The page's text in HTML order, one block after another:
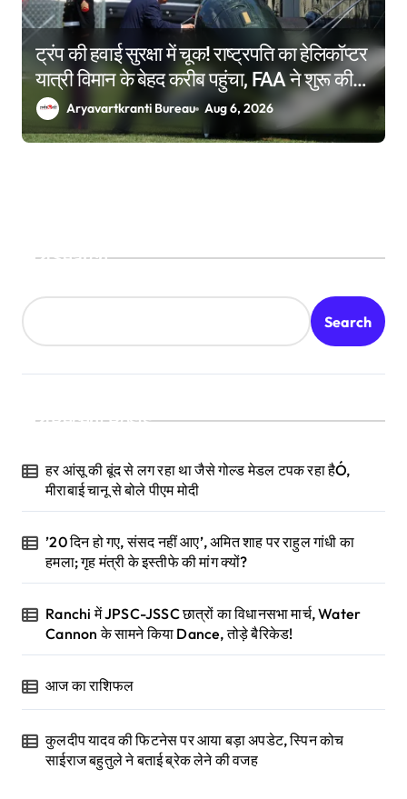
ट्रंप की हवाई सुरक्षा में चूक! राष्ट्रपति का हेलिकॉप्टर
यात्री विमान के बेहद करीब पहुंचा, FAA ने शुरू की
जांच Aryavartkranti Bureau Aug 6, 2026
Search
Search
Recent Posts
हर आंसू की बूंद से लग रहा था जैसे गोल्ड मेडल टपक रहा हैÓ,
मीराबाई चानू से बोले पीएम मोदी
’20 दिन हो गए, संसद नहीं आए’, अमित शाह पर राहुल गांधी का
हमला; गृह मंत्री के इस्तीफे की मांग क्यों?
Ranchi में JPSC-JSSC छात्रों का विधानसभा मार्च, Water
Cannon के सामने किया Dance, तोड़े बैरिकेड!
आज का राशिफल
कुलदीप यादव की फिटनेस पर आया बड़ा अपडेट, स्पिन कोच
साईराज बहुतुले ने बताई ब्रेक लेने की वजह